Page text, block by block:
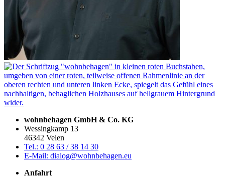
wohnbehagen GmbH & Co. KG
Wessingkamp 13
46342 Velen
Tel.: 0 28 63 / 38 14 30
E-Mail: dialog@wohnbehagen.eu
Anfahrt